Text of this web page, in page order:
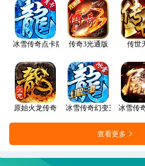
冰雪传奇点卡版 传奇3光通版 传世
原始火龙传奇 冰雪传奇幻变三职业冰雪传
查看更多